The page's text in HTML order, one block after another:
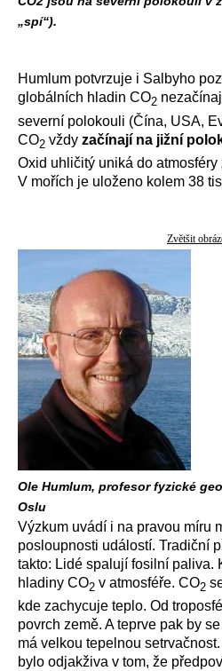
„spí“).
Humlum potvrzuje i Salbyho
globálních hladin CO2
severní polokouli (Čína, USA,
CO2 vždy začínají na jižní
Oxid uhličitý uniká do
V mořích je uloženo kolem 38
Zvětšit
Ole Humlum, profesor fyzické
Oslu
Výzkum uvádí i na pravou míru
posloupnosti událostí. Tradiční
takto: Lidé spalují fosilní paliva.
hladiny CO2 v atmosféře. CO2
kde zachycuje teplo. Od
povrch země. A teprve pak by
má velkou tepelnou
bylo odjakživa v tom, že